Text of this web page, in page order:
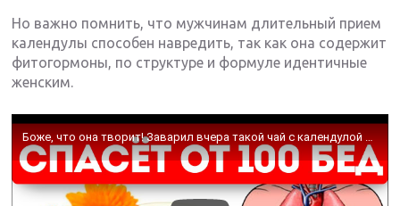
Но важно помнить, что мужчинам длительный прием
календулы способен навредить, так как она содержит
фитогормоны, по структуре и формуле идентичные
женским.
Боже, что она творит! Заварил вчера такой чай с календулой – сегодня ощущаю себя лучше